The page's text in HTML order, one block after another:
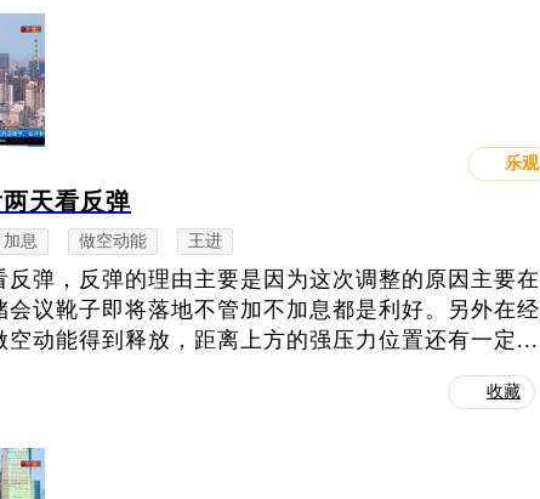
乐观
天看反弹
加息 做空动能 王进
反弹，反弹的理由主要是因为这次调整的原因主要在
会议靴子即将落地不管加不加息都是利好。另外在经
空动能得到释放，距离上方的强压力位置还有一定...
收藏